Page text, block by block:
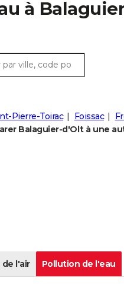
à
Pierre-Toirac Foissac
Balaguier-d'Olt à une
l'air Pollution de l'eau